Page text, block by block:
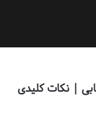
| نکات کلیدی